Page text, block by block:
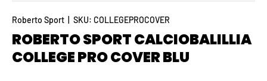
Roberto Sport SKU: COLLEGEPROCOVER
ROBERTO SPORT CALCIOBALILLIA
COLLEGE PRO COVER BLU